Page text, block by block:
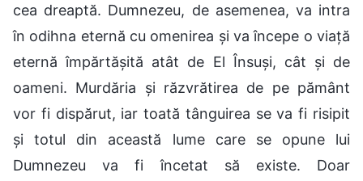
cea dreaptă. Dumnezeu, de asemenea, va intra
în odihna eternă cu omenirea și va începe o viață
eternă împărtășită atât de El Însuși, cât și de
oameni. Murdăria și răzvrătirea de pe pământ
vor fi dispărut, iar toată tânguirea se va fi risipit
și totul din această lume care se opune lui
Dumnezeu va fi încetat să existe. Doar